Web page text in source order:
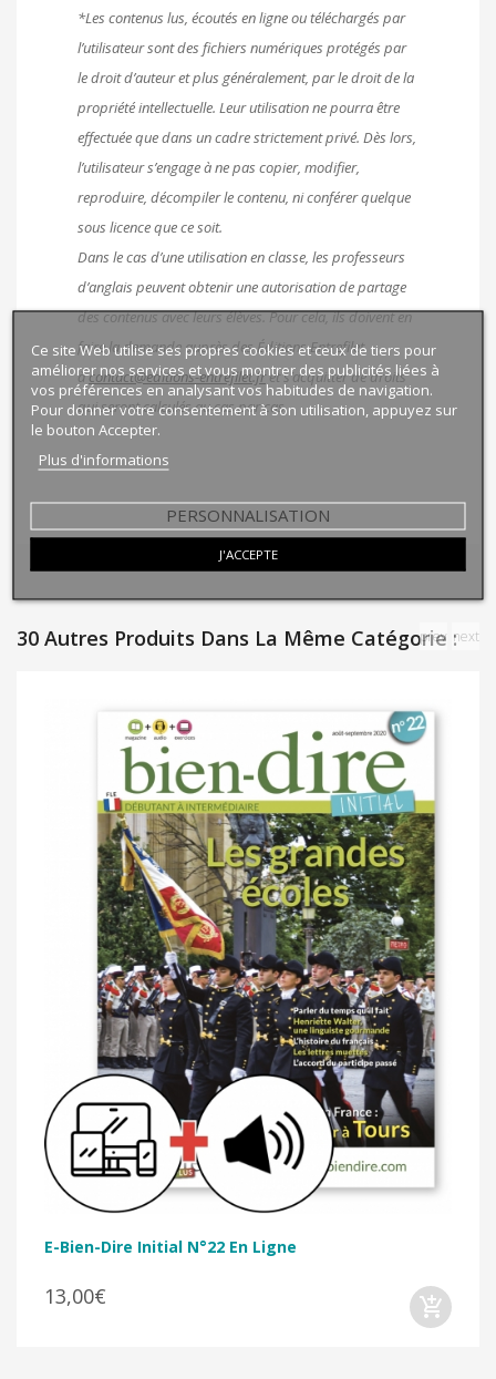
*Les contenus lus, écoutés en ligne ou téléchargés par
l’utilisateur sont des fichiers numériques protégés par
le droit d’auteur et plus généralement, par le droit de la
propriété intellectuelle. Leur utilisation ne pourra être
effectuée que dans un cadre strictement privé. Dès lors,
l’utilisateur s’engage à ne pas copier, modifier,
reproduire, décompiler le contenu, ni conférer quelque
sous licence que ce soit.
Dans le cas d’une utilisation en classe, les professeurs
d’anglais peuvent obtenir une autorisation de partage
des contenus avec leurs élèves. Pour cela, ils doivent en
faire la demande auprès des Éditions Entrefilet
àcontact@editions-entrefilet.fret s’acquitter de droits
qui seront calculés au cas par cas.
30 Autres Produits Dans La Même Catégorie :
E-Bien-Dire Initial N°22 En Ligne
13,00€
prev next
Ce site Web utilise ses propres cookies et ceux de tiers pour
améliorer nos services et vous montrer des publicités liées à
vos préférences en analysant vos habitudes de navigation.
Pour donner votre consentement à son utilisation, appuyez sur
le bouton Accepter.
Plus d'informations
PERSONNALISATION
J'ACCEPTE